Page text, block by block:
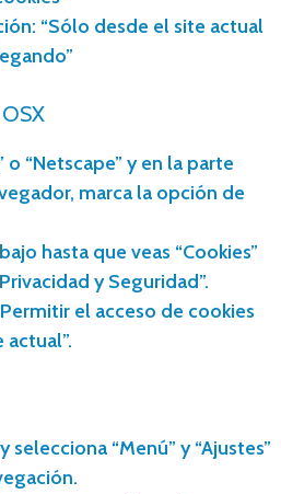
“Sólo desde el site actual
o “Netscape” y en la parte
marca la opción de
hasta que veas “Cookies”
y Seguridad”.
el acceso de cookies
selecciona “Menú” y “Ajustes”